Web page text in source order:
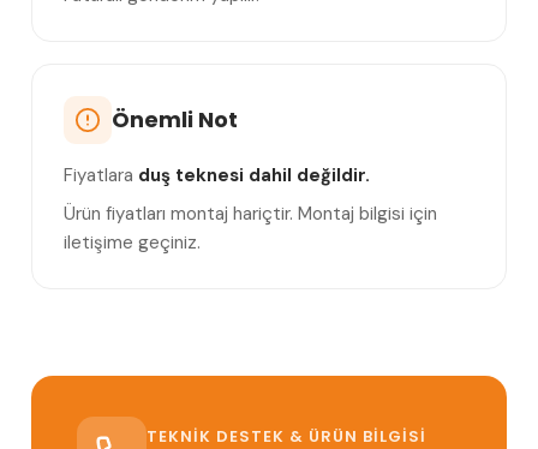
Önemli Not
Fiyatlara duş teknesi dahil değildir.
Ürün fiyatları montaj hariçtir. Montaj bilgisi için
iletişime geçiniz.
TEKNIK DESTEK & ÜRÜN BILGISI